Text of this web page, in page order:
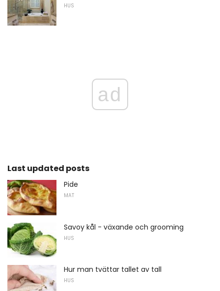
HUS
ad
Last updated posts
Pide
MAT
Savoy kål - växande och grooming
HUS
Hur man tvättar tallet av tall
HUS